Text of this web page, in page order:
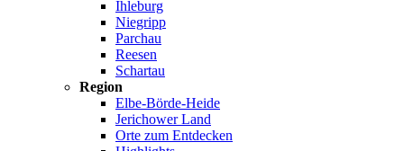
Ihleburg
Niegripp
Parchau
Reesen
Schartau
Region
Elbe-Börde-Heide
Jerichower Land
Orte zum Entdecken